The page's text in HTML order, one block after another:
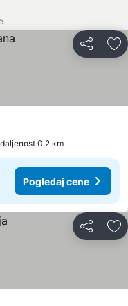
Deli
0.2 km
Pogledaj cene
Deli